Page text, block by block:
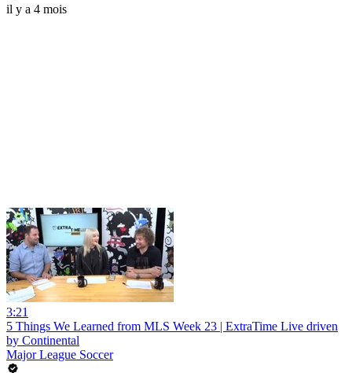
il y a 4 mois
3:21
5 Things We Learned from MLS Week 23 | ExtraTime Live driven
by Continental
Major League Soccer